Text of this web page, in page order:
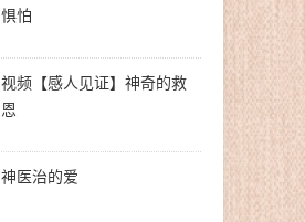
惧怕
视频【感人见证】神奇的救
恩
神医治的爱